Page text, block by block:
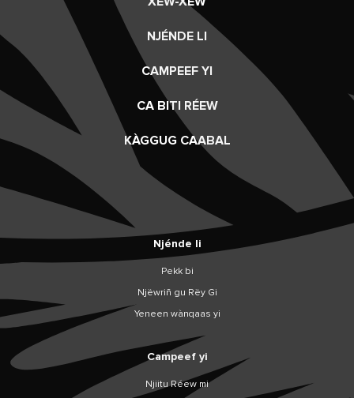
NJÉNDE LI
CAMPEEF YI
CA BITI RÉEW
KÀGGUG CAABAL
Njénde li
Pekk bi
Njëwriñ gu Rëy Gi
Yeneen wànqaas yi
Campeef yi
Njiitu Réew mi